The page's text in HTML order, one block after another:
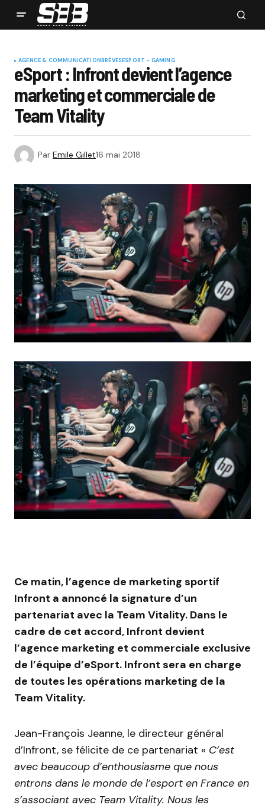
AGENCE & COMMUNICATIONBRÈVESESPORT - GAMING
eSport : Infront devient l’agence
marketing et commerciale de
Team Vitality
Par Emile Gillet16 mai 2018
Ce matin, l’agence de marketing sportif
Infront a annoncé la signature d’un
partenariat avec la Team Vitality. Dans le
cadre de cet accord, Infront devient
l’agence marketing et commerciale exclusive
de l’équipe d’eSport. Infront sera en charge
de toutes les opérations marketing de la
Team Vitality.
Jean-François Jeanne, le directeur général
d’Infront, se félicite de ce partenariat « C’est
avec beaucoup d’enthousiasme que nous
entrons dans le monde de l’esport en France en
s’associant avec Team Vitality. Nous les